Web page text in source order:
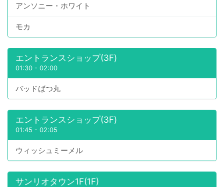
アンソニー・ホワイト
モカ
エントランスショップ(3F)
01:30 - 02:00
バッドばつ丸
エントランスショップ(3F)
01:45 - 02:05
ウィッシュミーメル
サンリオタウン1F(1F)